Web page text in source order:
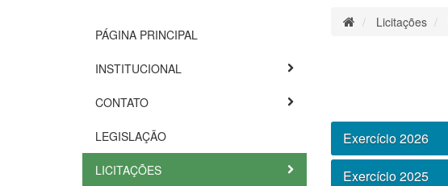
PÁGINA PRINCIPAL
INSTITUCIONAL
CONTATO
LEGISLAÇÃO
LICITAÇÕES
Licitações
Exercício 2026
Exercício 2025